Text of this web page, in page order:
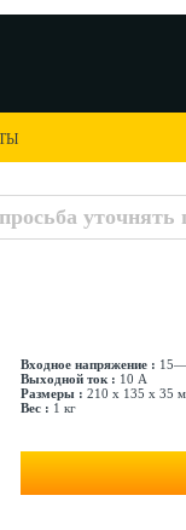
уточнять
Входное напряжение :
Выходной ток : 10 А
Размеры : 210 х 135 х 35
Вес : 1 кг